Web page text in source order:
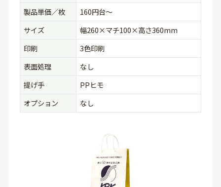
製品単価／枚
160円台〜
サイズ
幅260×マチ100×高さ360mm
印刷
3色印刷
表面処理
なし
提げ手
PPヒモ
オプション
なし